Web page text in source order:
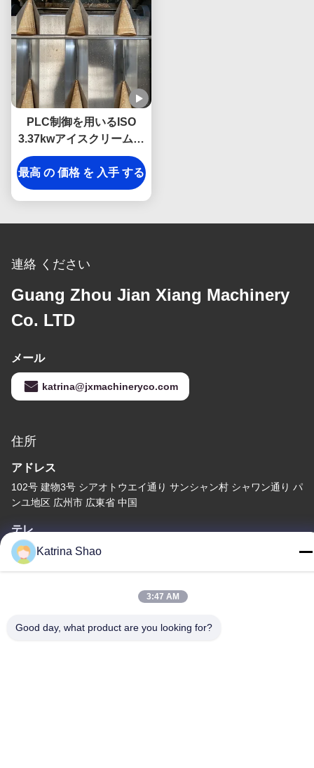
PLC制御を用いるISO
3.37kwアイスクリーム・
コーン メーカー機械
最高 の 価格 を 入手 する
連絡 ください
Guang Zhou Jian Xiang Machinery
Co. LTD
メール
katrina@jxmachineryco.com
住所
アドレス
102号 建物3号 シアオトウエイ通り サンシャン村 シャワン通り パ
ンユ地区 広州市 広東省 中国
テレ
86--15913188664
プライバシーポリシー |地図
Katrina Shao
3:47 AM
Good day, what product are you looking for?